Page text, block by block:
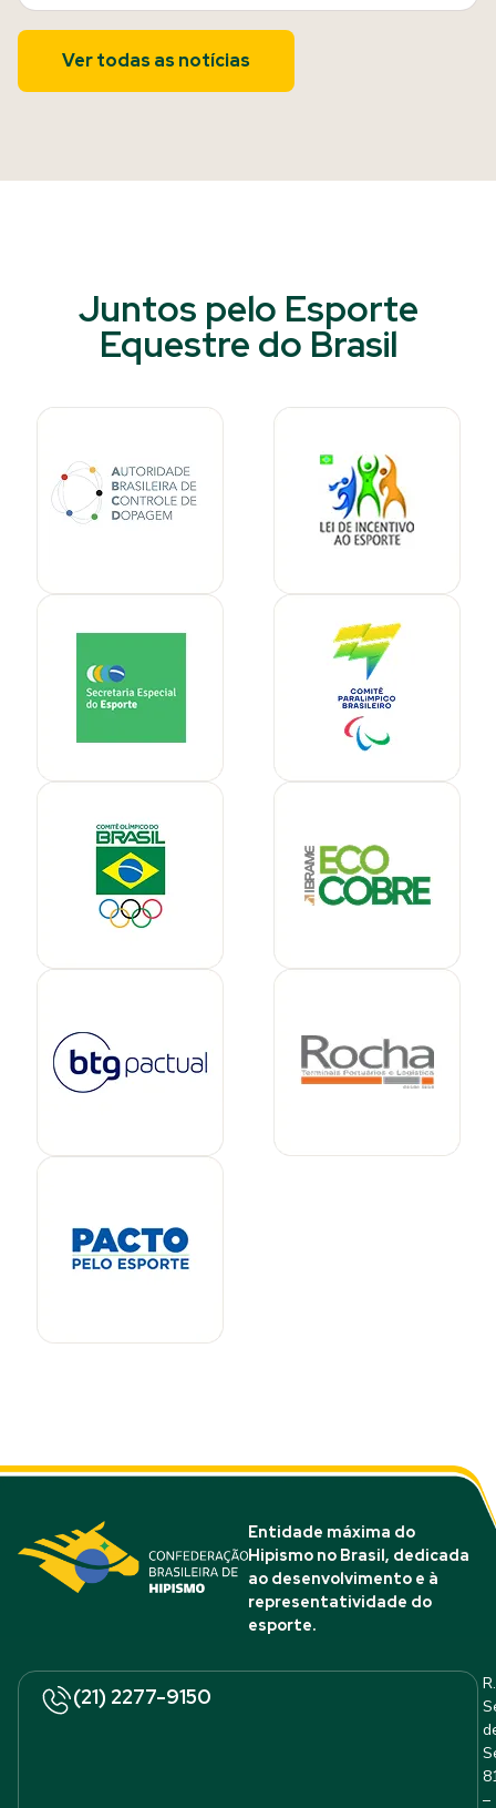
Ver todas as notícias
Juntos pelo Esporte
Equestre do Brasil​
Entidade máxima do
Hipismo no Brasil, dedicada
ao desenvolvimento e à
representatividade do
esporte.
(21) 2277-9150
R.
–